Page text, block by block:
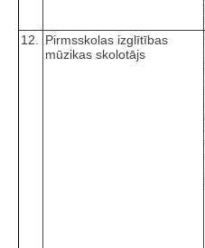
12.
Pirmsskolas izglītības
mūzikas skolotājs